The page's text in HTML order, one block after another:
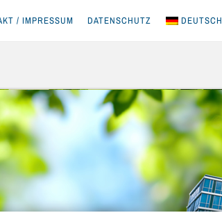
/ IMPRESSUM DATENSCHUTZ DEUTSCH